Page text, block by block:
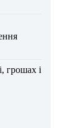
грошах і